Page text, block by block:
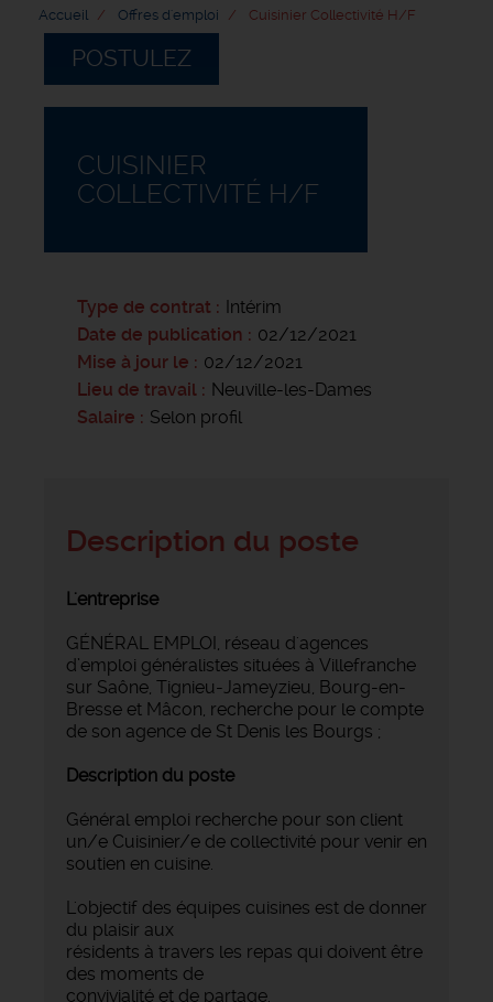
Accueil Offres d'emploi Cuisinier Collectivité H/F
POSTULEZ
CUISINIER
COLLECTIVITÉ H/F
Type de contrat
Intérim
Date de publication
02/12/2021
Mise à jour le
02/12/2021
Lieu de travail
Neuville-les-Dames
Salaire
Selon profil
Description du poste
L'entreprise
GÉNÉRAL EMPLOI, réseau d'agences
d’emploi généralistes situées à Villefranche
sur Saône, Tignieu-Jameyzieu, Bourg-en-
Bresse et Mâcon, recherche pour le compte
de son agence de St Denis les Bourgs ;
Description du poste
Général emploi recherche pour son client
un/e Cuisinier/e de collectivité pour venir en
soutien en cuisine.
L'objectif des équipes cuisines est de donner
du plaisir aux
résidents à travers les repas qui doivent être
des moments de
convivialité et de partage.